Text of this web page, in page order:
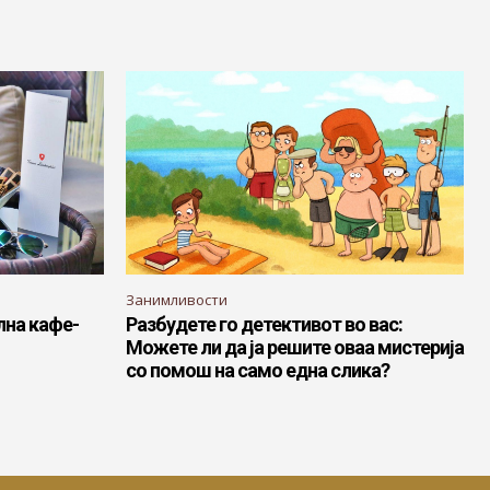
кафе-
Занимливости
Разбудете го детективот во вас:
Можете ли да ја решите оваа мистерија
со помош на само една слика?